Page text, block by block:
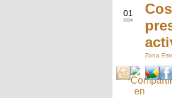
01
2024
Zona